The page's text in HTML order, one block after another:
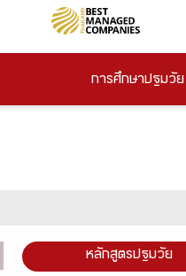
การศึกษาปฐมวัย
หลักสูตรปฐมวัย